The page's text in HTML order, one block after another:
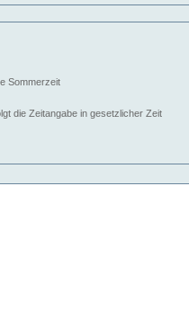
Sommerzeit
die Zeitangabe in gesetzlicher Zeit